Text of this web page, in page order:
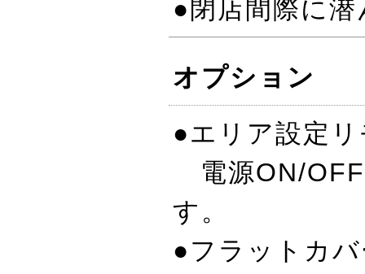
●閉店間際に
オプション
●エリア設定
電源ON/OFF
す。
●フラットカ